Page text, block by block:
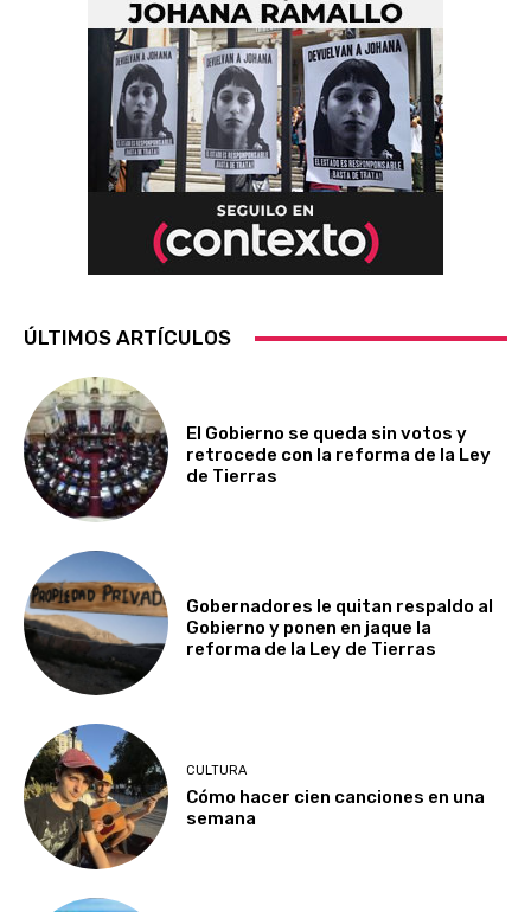
ÚLTIMOS ARTÍCULOS
El Gobierno se queda sin votos y
retrocede con la reforma de la Ley
de Tierras
Gobernadores le quitan respaldo al
Gobierno y ponen en jaque la
reforma de la Ley de Tierras
CULTURA
Cómo hacer cien canciones en una
semana